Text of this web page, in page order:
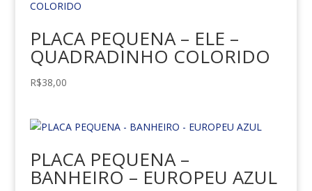
PLACA PEQUENA – ELE –
QUADRADINHO COLORIDO
R$38,00
PLACA PEQUENA –
BANHEIRO – EUROPEU AZUL